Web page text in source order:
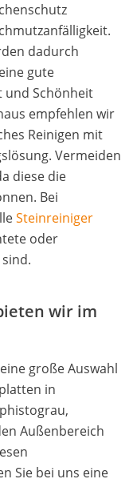
dadurch
gute
und Schönheit
empfehlen wir
Reinigen mit
Vermeiden
diese die
Bei
Steinreiniger
oder
wir im
große Auswahl
in
Außenbereich
Sie bei uns eine